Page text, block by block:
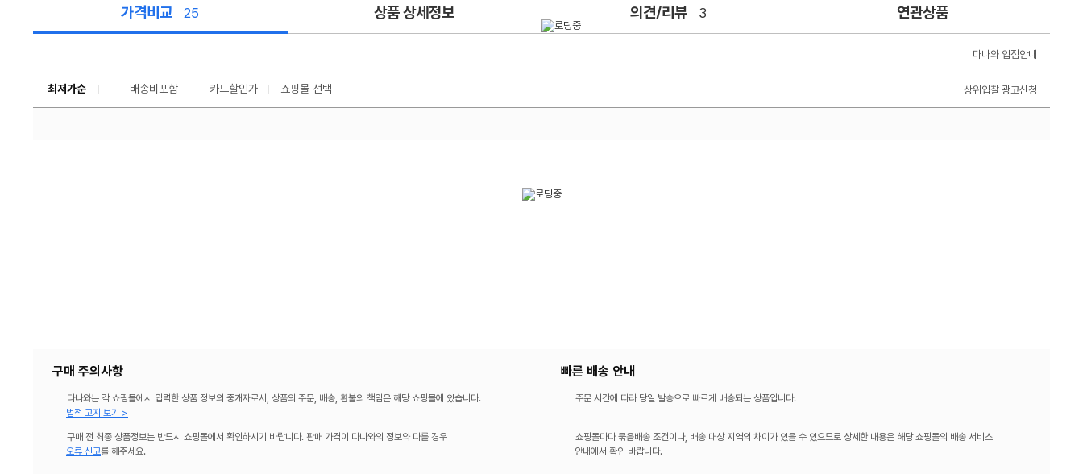
가격비교 25 상품 상세정보 의견/리뷰 3 연관상품
다나와 입점안내
최저가순 배송비포함 카드할인가 쇼핑몰 선택 상위입찰 광고신청
구매 주의사항
다나와는 각 쇼핑몰에서 입력한 상품 정보의 중개자로서, 상품의 주문, 배송, 환불의 책임은 해당 쇼핑몰에 있습니다.
법적 고지 보기 >
구매 전 최종 상품정보는 반드시 쇼핑몰에서 확인하시기 바랍니다. 판매 가격이 다나와의 정보와 다를 경우
오류 신고를 해주세요.
빠른 배송 안내
주문 시간에 따라 당일 발송으로 빠르게 배송되는 상품입니다.
쇼핑몰마다 묶음배송 조건이나, 배송 대상 지역의 차이가 있을 수 있으므로 상세한 내용은 해당 쇼핑몰의 배송 서비스
안내에서 확인 바랍니다.